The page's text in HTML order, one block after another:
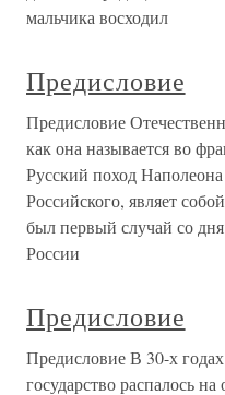
мальчика восходил
Предисловие
Предисловие
как она называется во
Русский поход
Российского, являет
был первый случай со
России
Предисловие
Предисловие В 30-х
государство распалось